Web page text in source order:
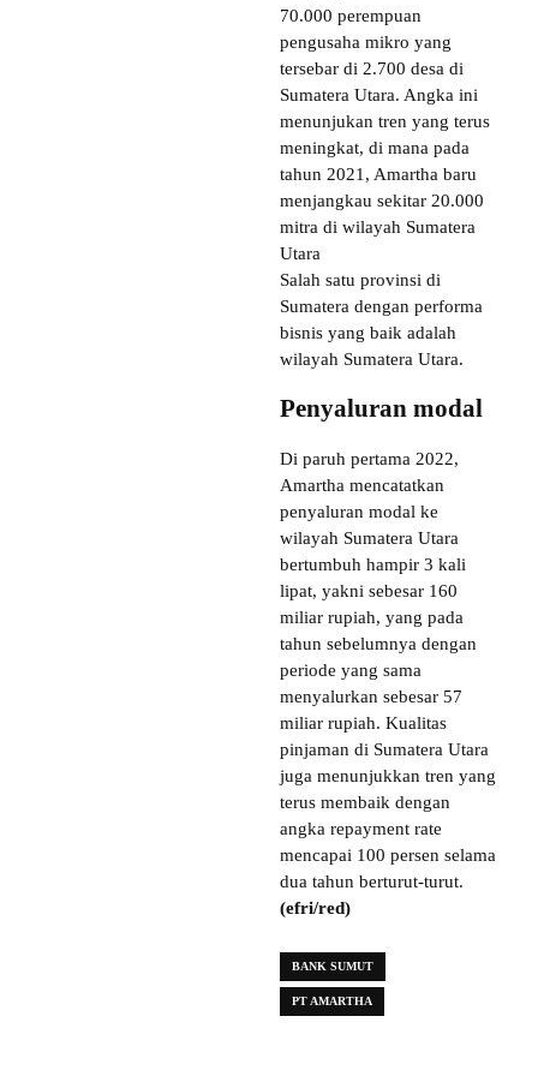
70.000 perempuan
pengusaha mikro yang
tersebar di 2.700 desa di
Sumatera Utara. Angka ini
menunjukan tren yang terus
meningkat, di mana pada
tahun 2021, Amartha baru
menjangkau sekitar 20.000
mitra di wilayah Sumatera
Utara
Salah satu provinsi di
Sumatera dengan performa
bisnis yang baik adalah
wilayah Sumatera Utara.
Penyaluran modal
Di paruh pertama 2022,
Amartha mencatatkan
penyaluran modal ke
wilayah Sumatera Utara
bertumbuh hampir 3 kali
lipat, yakni sebesar 160
miliar rupiah, yang pada
tahun sebelumnya dengan
periode yang sama
menyalurkan sebesar 57
miliar rupiah. Kualitas
pinjaman di Sumatera Utara
juga menunjukkan tren yang
terus membaik dengan
angka repayment rate
mencapai 100 persen selama
dua tahun berturut-turut.
(efri/red)
BANK SUMUT
PT AMARTHA